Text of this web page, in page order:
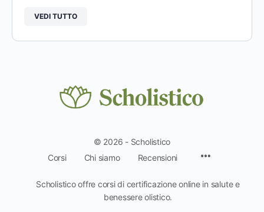
VEDI TUTTO
© 2026 - Scholistico
Corsi
Chi siamo Recensioni
Scholistico offre corsi di certificazione online in salute e
benessere olistico.